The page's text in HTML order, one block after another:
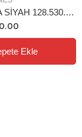
SIVI CONTA SİYAH 128.530.000 TÜP 45 GR
Ekle